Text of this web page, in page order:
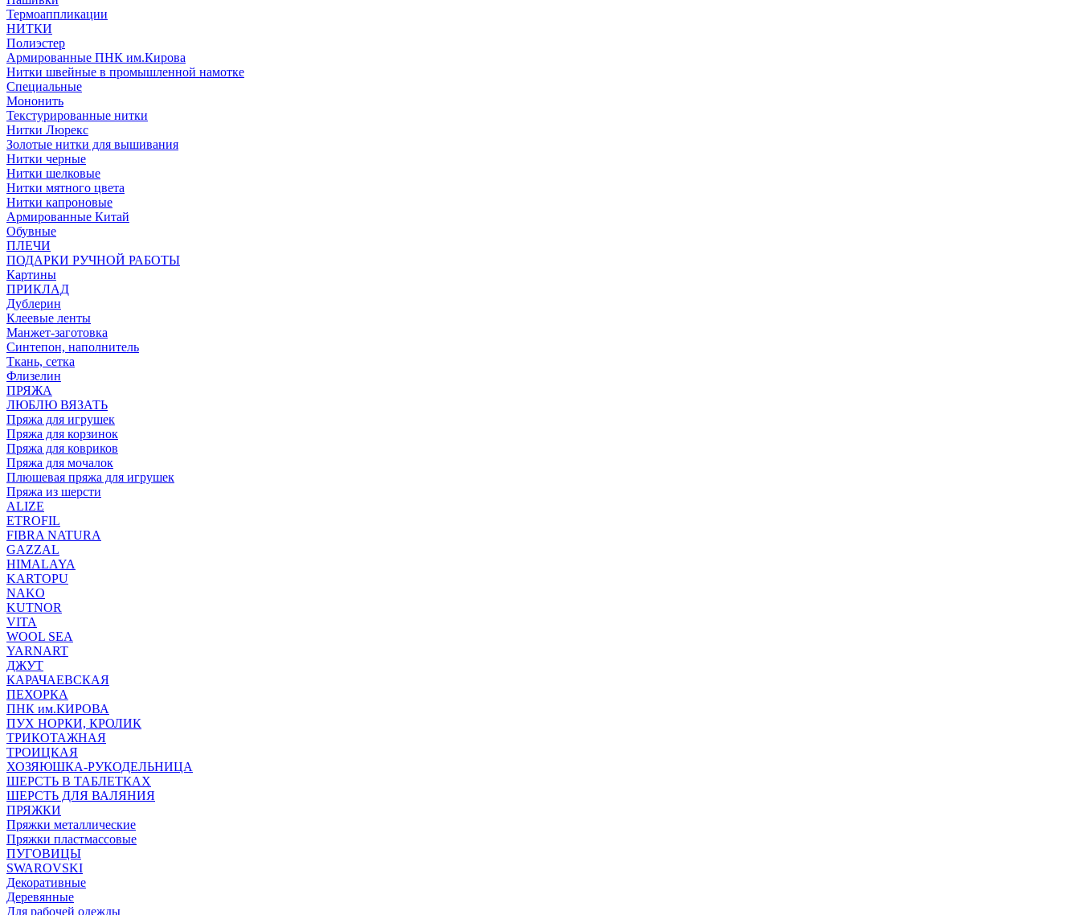
Термоаппликации
НИТКИ
Полиэстер
Армированные ПНК им.Кирова
Нитки швейные в промышленной намотке
Специальные
Мононить
Текстурированные нитки
Нитки Люрекс
Золотые нитки для вышивания
Нитки черные
Нитки шелковые
Нитки мятного цвета
Нитки капроновые
Армированные Китай
Обувные
ПЛЕЧИ
ПОДАРКИ РУЧНОЙ РАБОТЫ
Картины
ПРИКЛАД
Дублерин
Клеевые ленты
Манжет-заготовка
Синтепон, наполнитель
Ткань, сетка
Флизелин
ПРЯЖА
ЛЮБЛЮ ВЯЗАТЬ
Пряжа для игрушек
Пряжа для корзинок
Пряжа для ковриков
Пряжа для мочалок
Плюшевая пряжа для игрушек
Пряжа из шерсти
ALIZE
ETROFIL
FIBRA NATURA
GAZZAL
HIMALAYA
KARTOPU
NAKO
KUTNOR
VITA
WOOL SEA
YARNART
ДЖУТ
КАРАЧАЕВСКАЯ
ПЕХОРКА
ПНК им.КИРОВА
ПУХ НОРКИ, КРОЛИК
ТРИКОТАЖНАЯ
ТРОИЦКАЯ
ХОЗЯЮШКА-РУКОДЕЛЬНИЦА
ШЕРСТЬ В ТАБЛЕТКАХ
ШЕРСТЬ ДЛЯ ВАЛЯНИЯ
ПРЯЖКИ
Пряжки металлические
Пряжки пластмассовые
ПУГОВИЦЫ
SWAROVSKI
Декоративные
Деревянные
Для рабочей одежды